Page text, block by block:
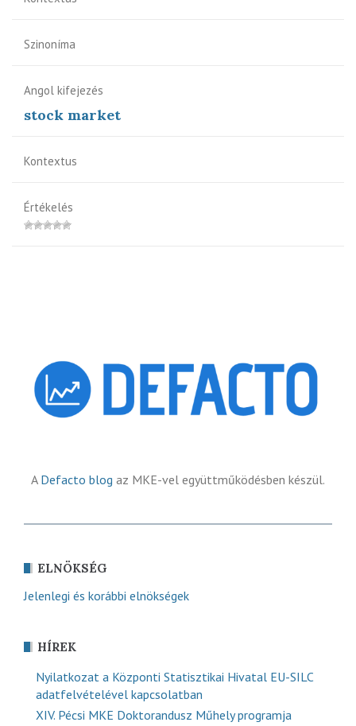
Szinoníma
Angol kifejezés
stock market
Kontextus
Értékelés
A Defacto blog az MKE-vel együttműködésben készül.
ELNÖKSÉG
Jelenlegi és korábbi elnökségek
HÍREK
Nyilatkozat a Központi Statisztikai Hivatal EU-SILC
adatfelvételével kapcsolatban
XIV. Pécsi MKE Doktorandusz Műhely programja